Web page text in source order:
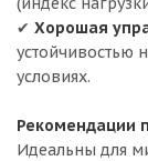
✔ Хорошая
устойчивостью
условиях.
Рекомендации
Идеальны для